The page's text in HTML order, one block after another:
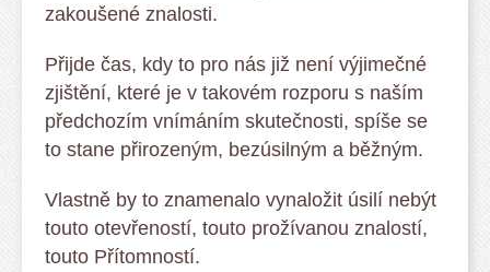
zakoušené znalosti.
Přijde čas, kdy to pro nás již není výjimečné
zjištění, které je v takovém rozporu s naším
předchozím vnímáním skutečnosti, spíše se
to stane přirozeným, bezúsilným a běžným.
Vlastně by to znamenalo vynaložit úsilí nebýt
touto otevřeností, touto prožívanou znalostí,
touto Přítomností.